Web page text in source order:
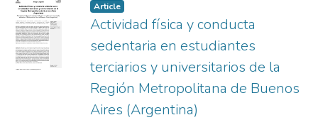
Article
Actividad física y conducta
sedentaria en estudiantes
terciarios y universitarios de la
Región Metropolitana de Buenos
Aires (Argentina)